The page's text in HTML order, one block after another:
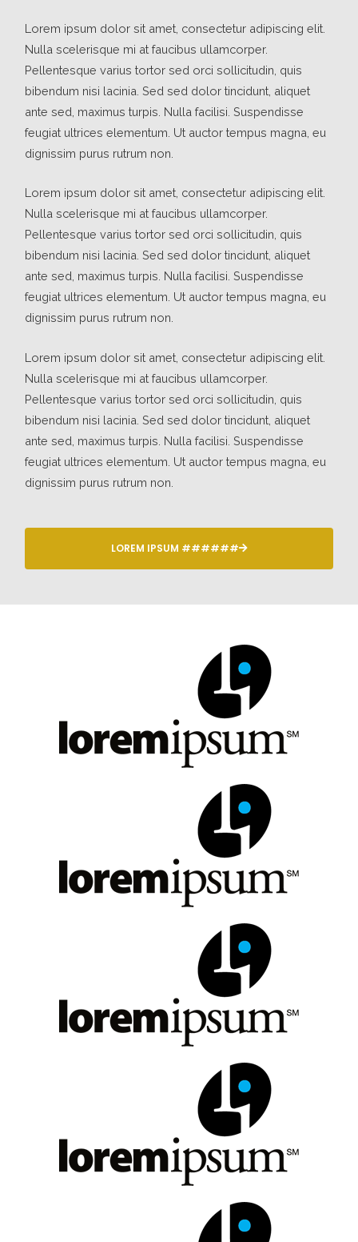
Lorem ipsum dolor sit amet, consectetur adipiscing elit.
Nulla scelerisque mi at faucibus ullamcorper.
Pellentesque varius tortor sed orci sollicitudin, quis
bibendum nisi lacinia. Sed sed dolor tincidunt, aliquet
ante sed, maximus turpis. Nulla facilisi. Suspendisse
feugiat ultrices elementum. Ut auctor tempus magna, eu
dignissim purus rutrum non.
Lorem ipsum dolor sit amet, consectetur adipiscing elit.
Nulla scelerisque mi at faucibus ullamcorper.
Pellentesque varius tortor sed orci sollicitudin, quis
bibendum nisi lacinia. Sed sed dolor tincidunt, aliquet
ante sed, maximus turpis. Nulla facilisi. Suspendisse
feugiat ultrices elementum. Ut auctor tempus magna, eu
dignissim purus rutrum non.
Lorem ipsum dolor sit amet, consectetur adipiscing elit.
Nulla scelerisque mi at faucibus ullamcorper.
Pellentesque varius tortor sed orci sollicitudin, quis
bibendum nisi lacinia. Sed sed dolor tincidunt, aliquet
ante sed, maximus turpis. Nulla facilisi. Suspendisse
feugiat ultrices elementum. Ut auctor tempus magna, eu
dignissim purus rutrum non.
LOREM IPSUM ######